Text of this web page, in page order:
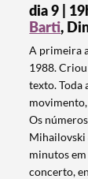
dia 9 |
Barti,
A primeira
1988. Criou
texto. Toda
Os
Mihailovski
minutos
concerto,